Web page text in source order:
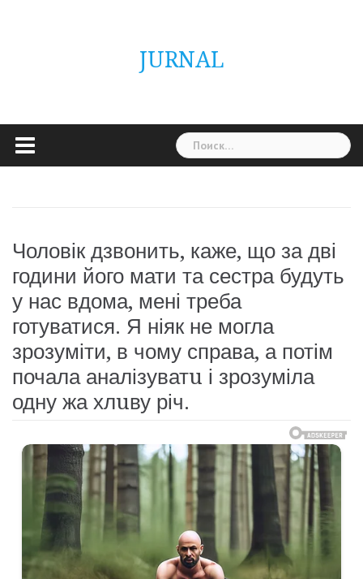
JURNAL
Найти:
Чоловік дзвонить, каже, що за дві
години його мати та сестра будуть
у нас вдома, мені треба
готуватися. Я ніяк не могла
зрозуміти, в чому справа, а потім
почала аналізуватu і зрозуміла
одну жа хлuву річ.